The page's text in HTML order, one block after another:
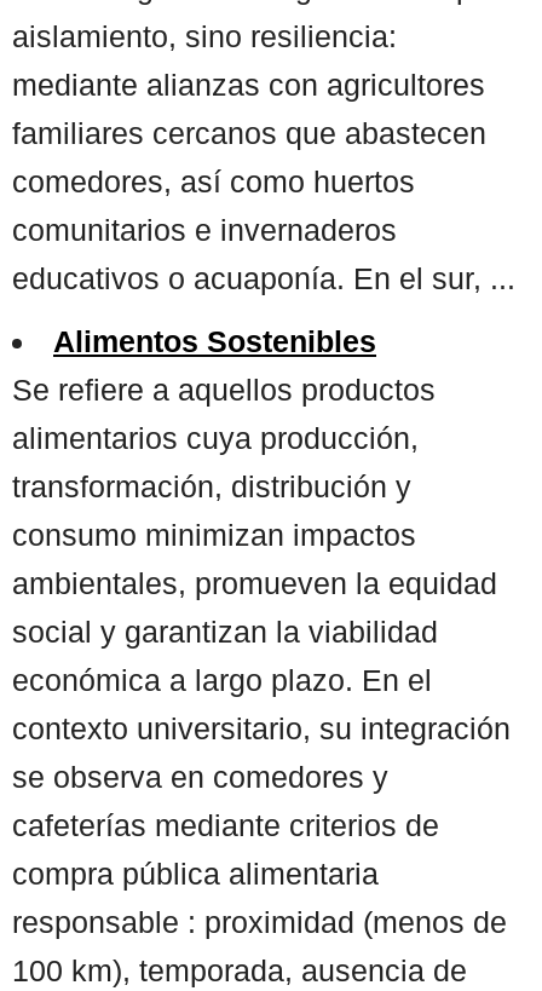
aislamiento, sino resiliencia:
mediante alianzas con agricultores
familiares cercanos que abastecen
comedores, así como huertos
comunitarios e invernaderos
educativos o acuaponía. En el sur, ...
Alimentos Sostenibles
Se refiere a aquellos productos
alimentarios cuya producción,
transformación, distribución y
consumo minimizan impactos
ambientales, promueven la equidad
social y garantizan la viabilidad
económica a largo plazo. En el
contexto universitario, su integración
se observa en comedores y
cafeterías mediante criterios de
compra pública alimentaria
responsable : proximidad (menos de
100 km), temporada, ausencia de